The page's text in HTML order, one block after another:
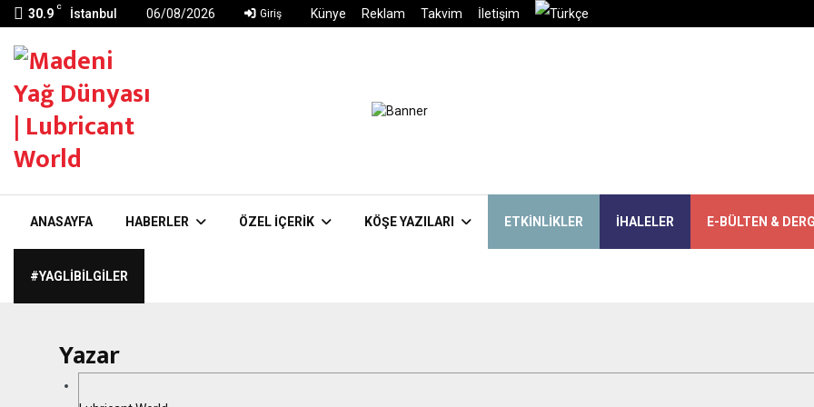
30.9 C İstanbul 06/08/2026 Giriş Künye Reklam Takvim İletişim
ANASAYFA HABERLER ÖZEL İÇERIK KÖŞE YAZILARI ETKINLIKLER İHALELER E-BÜLTEN &
#YAGLIBILGILER
Yazar